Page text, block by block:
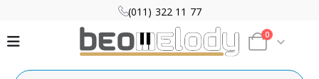
(011) 322 11 77
0